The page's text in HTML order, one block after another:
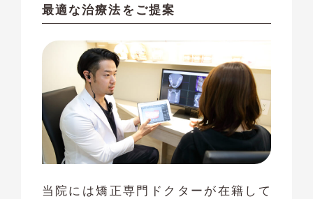
最適な治療法をご提案
当院には矯正専門ドクターが在籍して